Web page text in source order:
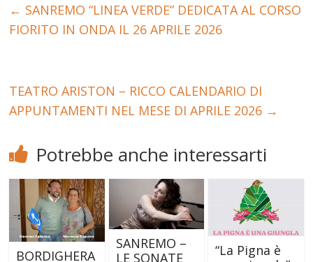
← SANREMO “LINEA VERDE” DEDICATA AL CORSO
FIORITO IN ONDA IL 26 APRILE 2026
TEATRO ARISTON – RICCO CALENDARIO DI
APPUNTAMENTI NEL MESE DI APRILE 2026 →
Potrebbe anche interessarti
BORDIGHERA
SANREMO –
LE SONATE
“La Pigna è